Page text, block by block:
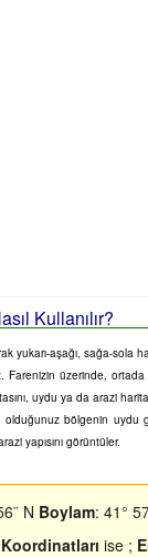
Kullanılır?
yukarı-aşağı, sağa-sola
üzerinde,
uydu ya da arazi
bölgenin uydu
yapısını görüntüler.
N Boylam: 41°
ise ;